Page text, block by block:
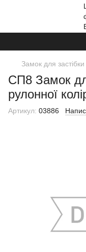
Ми
Замок для
СП8 Замок
рулонної
Артикул: 03886